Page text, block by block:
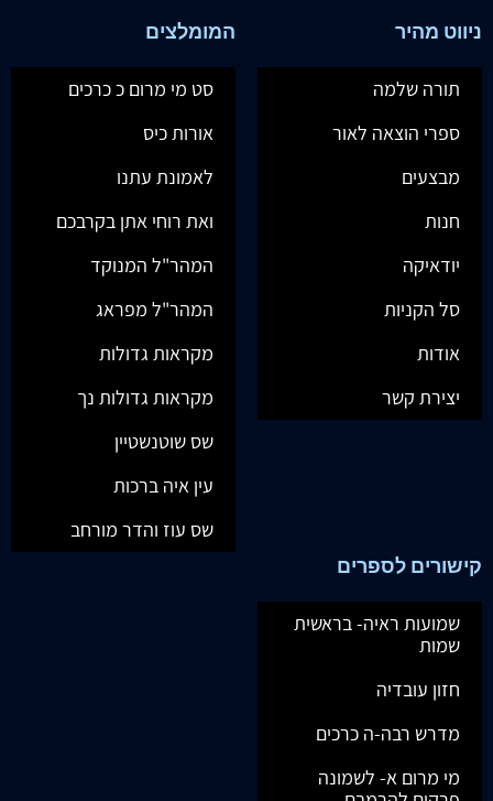
ניווט מהיר
תורה שלמה
ספרי הוצאה לאור
מבצעים
חנות
יודאיקה
סל הקניות
אודות
יצירת קשר
המומלצים
סט מי מרום כ כרכים
אורות כיס
לאמונת עתנו
ואת רוחי אתן בקרבכם
המהר"ל המנוקד
המהר"ל מפראג
מקראות גדולות
מקראות גדולות נך
שס שוטנשטיין
עין איה ברכות
שס עוז והדר מורחב
קישורים לספרים
שמועות ראיה- בראשית
שמות
חזון עובדיה
מדרש רבה-ה כרכים
מי מרום א- לשמונה